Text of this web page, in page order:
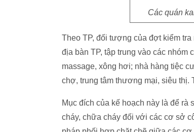
Các quán
Theo TP, đối tượng của đợt kiểm
địa bàn TP, tập trung vào các nhóm
massage, xông hơi; nhà hàng tiệc
chợ, trung tâm thương mại, siêu thị.
Mục đích của kế hoạch này là để rà
cháy, chữa cháy đối với các cơ sở